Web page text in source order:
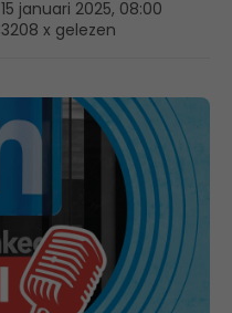
15 januari 2025, 08:00
3208 x gelezen